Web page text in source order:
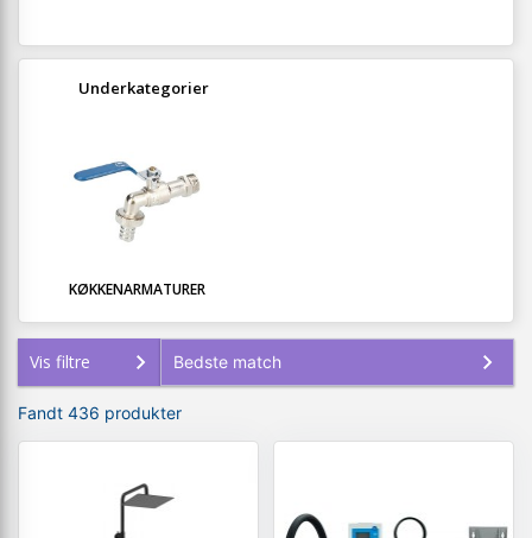
Underkategorier
KØKKENARMATURER
Vis filtre
Fandt 436 produkter